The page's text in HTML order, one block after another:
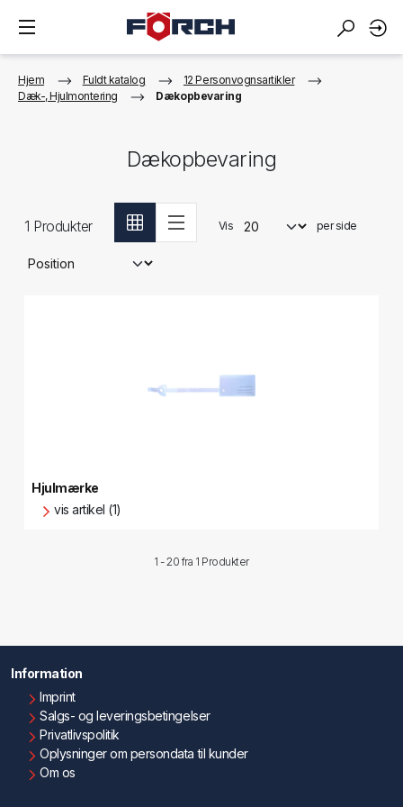
Hjem Fuldt katalog
12 Personvognsartikler
Dæk-, Hjulmontering
Dækopbevaring
Dækopbevaring
1 Produkter Vis per side
Hjulmærke
vis artikel (1)
1 - 20 fra 1 Produkter
Information
Imprint
Salgs- og leveringsbetingelser
Privatlivspolitik
Oplysninger om persondata til kunder
Om os